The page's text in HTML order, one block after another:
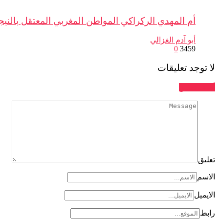
أم المهدي الركراكي المواطن المغربي المعتقل
أبو آدم الغزالي
3459
0
لا توجد تعليقات
تعليق
الاسم
الايميل
رابط